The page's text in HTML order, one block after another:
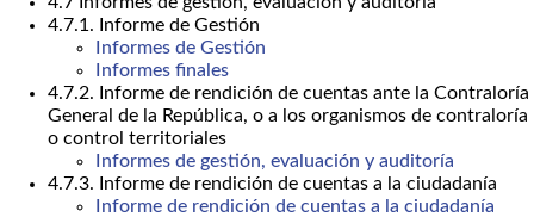
4.7.1. Informe de Gestión
Informes de Gestión
Informes finales
4.7.2. Informe de rendición de cuentas ante la Contraloría
General de la República, o a los organismos de contraloría
o control territoriales
Informes de gestión, evaluación y auditoría
4.7.3. Informe de rendición de cuentas a la ciudadanía
Informe de rendición de cuentas a la ciudadanía